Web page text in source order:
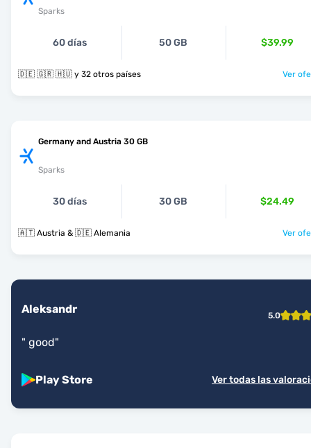
Sparks
60 días 50 GB $39.99
🇩🇪 🇬🇷 🇭🇺 y 32 otros países Ver
Germany and Austria 30 GB
Sparks
30 días 30 GB $24.49
🇦🇹 Austria & 🇩🇪 Alemania Ver
Aleksandr 5.0
" good"
Play Store Ver todas las